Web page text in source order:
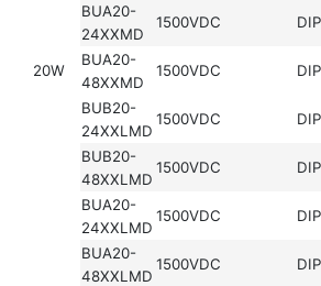
20W
BUA20-
24XXMD
1500VDC DIP
BUA20-
48XXMD
1500VDC DIP
BUB20-
24XXLMD
1500VDC DIP
BUB20-
48XXLMD
1500VDC DIP
BUA20-
24XXLMD
1500VDC DIP
BUA20-
48XXLMD
1500VDC DIP